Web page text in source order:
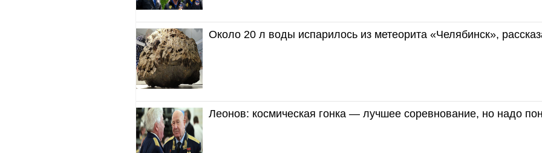
Около 20 л воды испарилось из метеорита «Челябинск»,
Леонов: космическая гонка — лучшее соревнование, но надо